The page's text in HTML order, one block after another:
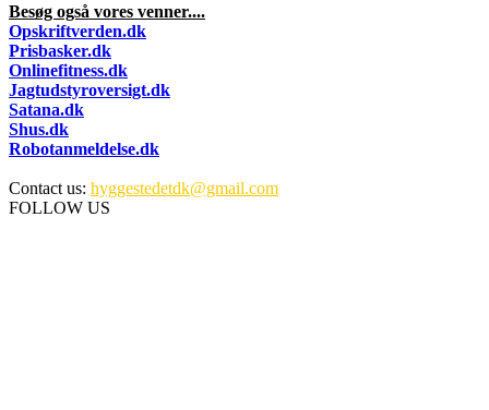
Besøg også vores venner....
Opskriftverden.dk
Prisbasker.dk
Onlinefitness.dk
Jagtudstyroversigt.dk
Satana.dk
Shus.dk
Robotanmeldelse.dk
Contact us: hyggestedetdk@gmail.com
FOLLOW US